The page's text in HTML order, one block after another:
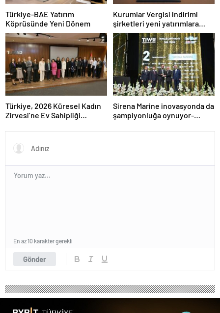
Türkiye-BAE Yatırım
Köprüsünde Yeni Dönem
Kurumlar Vergisi indirimi
şirketleri yeni yatırımlara
yönlendirecek
Türkiye, 2026 Küresel Kadın
Zirvesi’ne Ev Sahipliği
Sirena Marine inovasyonda da
şampiyonluğa oynuyor-
Gönder
En az 10 karakter gerekli